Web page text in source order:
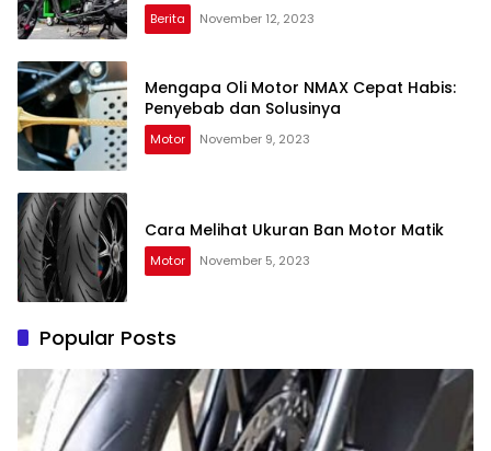
Berita November 12, 2023
Mengapa Oli Motor NMAX Cepat Habis:
Penyebab dan Solusinya
Motor November 9, 2023
Cara Melihat Ukuran Ban Motor Matik
Motor November 5, 2023
Popular Posts